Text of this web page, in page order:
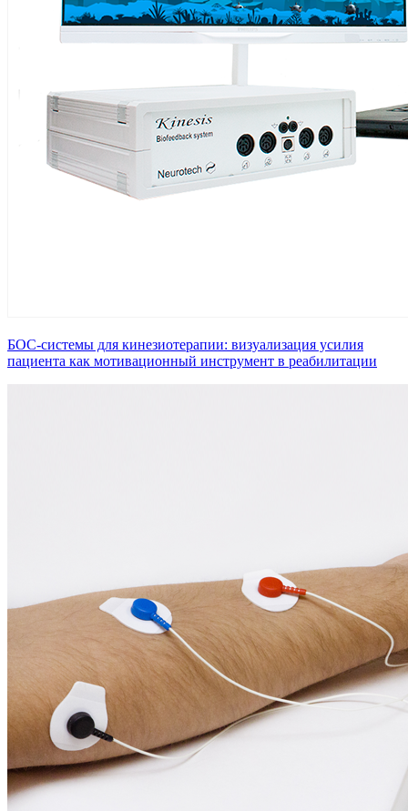
БОС-системы для кинезиотерапии: визуализация усилия
пациента как мотивационный инструмент в реабилитации